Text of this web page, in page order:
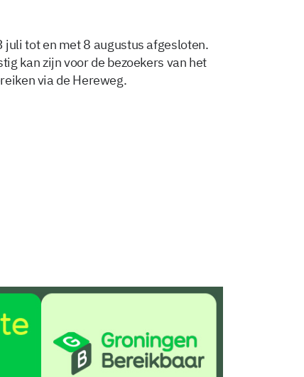
tot en met 8 augustus afgesloten.
kan zijn voor de bezoekers van het
via de Hereweg.
Delen